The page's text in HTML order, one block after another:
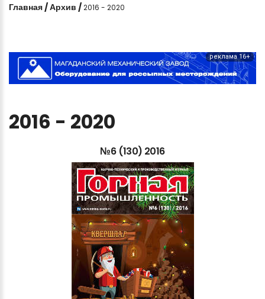
Главная /Архив /2016 - 2020
реклама 16+
2016 - 2020
№6 (130) 2016